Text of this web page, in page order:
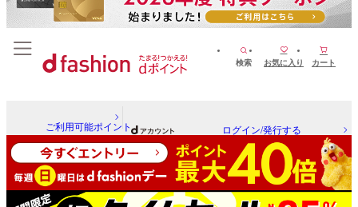
検索 お気に入り カート
ご利用可能ポイント ログイン/発行する